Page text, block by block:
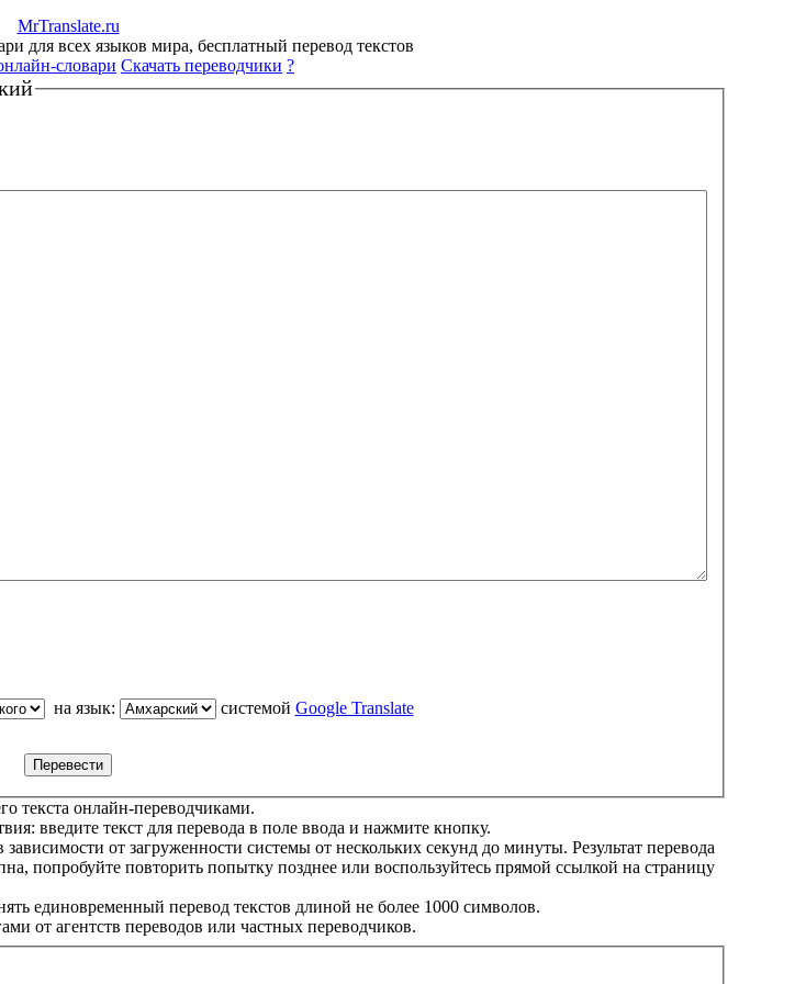
MrTranslate.ru
для всех языков мира, бесплатный перевод текстов
словари Скачать переводчики ?
на язык: системой Google Translate
текста онлайн-переводчиками.
введите текст для перевода в поле ввода и нажмите кнопку.
от загруженности системы от нескольких секунд до минуты. Результат перевода
попробуйте повторить попытку позднее или воспользуйтесь прямой ссылкой на страницу
единовременный перевод текстов длиной не более 1000 символов.
от агентств переводов или частных переводчиков.